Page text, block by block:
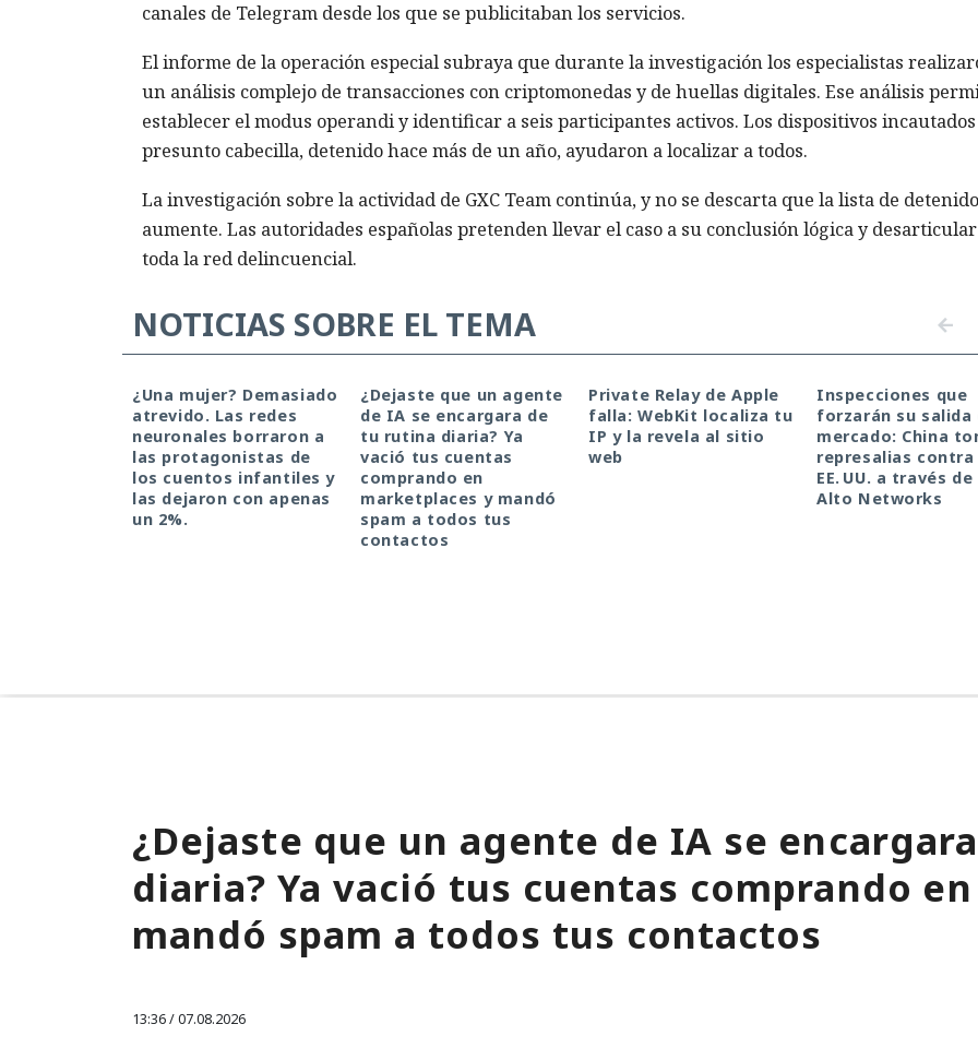
canales de Telegram desde los que se publicitaban los servicios.
El informe de la operación especial subraya que durante la investigación los especialistas
un análisis complejo de transacciones con criptomonedas y de huellas digitales. Ese análisis
establecer el modus operandi y identificar a seis participantes activos. Los dispositivos
presunto cabecilla, detenido hace más de un año, ayudaron a localizar a todos.
La investigación sobre la actividad de GXC Team continúa, y no se descarta que la lista de
aumente. Las autoridades españolas pretenden llevar el caso a su conclusión lógica y desarticular
toda la red delincuencial.
NOTICIAS SOBRE EL TEMA
¿Una mujer? Demasiado
atrevido. Las redes
neuronales borraron a
las protagonistas de
los cuentos infantiles y
las dejaron con apenas
un 2%.
¿Dejaste que un agente
de IA se encargara de
tu rutina diaria? Ya
vació tus cuentas
comprando en
marketplaces y mandó
spam a todos tus
contactos
Private Relay de Apple
falla: WebKit localiza tu
IP y la revela al sitio
web
Inspecciones que
forzarán su salida
mercado: China
represalias contra
EE. UU. a través de
Alto Networks
¿Dejaste que un agente de IA se
diaria? Ya vació tus cuentas comprando
mandó spam a todos tus contactos
13:36 / 07.08.2026